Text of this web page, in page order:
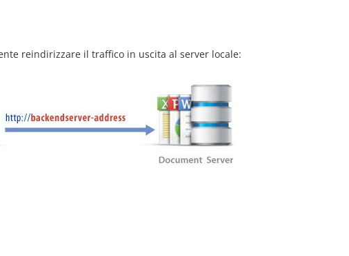
reindirizzare il traffico in uscita al server locale: